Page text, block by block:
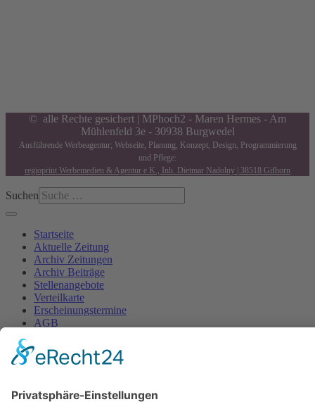
© alle Rechte gesichert | MPhoch2 - Maren Hermes - Am
Mühlenfeld 3e - 30938 Burgwedel
Ausführende Werbeagentur; Webseite, Planung, Konzept, Design, Programmierung
und Pflege:
regioprint Werbemedien & Agentur e.K., Inh. Dietmar Nadolny | 38518 Gifhorn
Suchen
Startseite
Aktuelle Zeitung
Archiv Zeitungen
Archiv Beiträge
Stellenangebote
Verteilkarte
Erscheinungstermine
AGB
Impressum
Datenschutzerklärung